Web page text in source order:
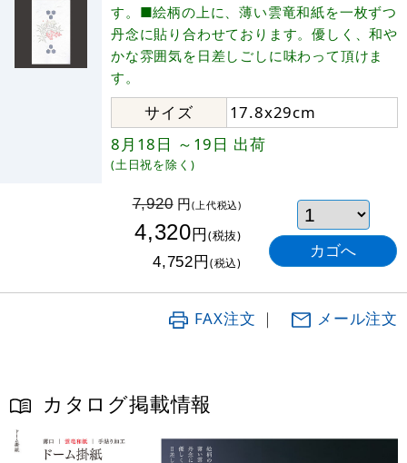
す。■絵柄の上に、薄い雲竜和紙を一枚ずつ
丹念に貼り合わせております。優しく、和や
かな雰囲気を日差しごしに味わって頂けま
す。
サイズ
17.8x29cm
8月18日 ～19日 出荷
(土日祝を除く)
7,920円(上代税込)
4,320円(税抜)
4,752円(税込)
FAX注文 ｜ メール注文
カタログ掲載情報